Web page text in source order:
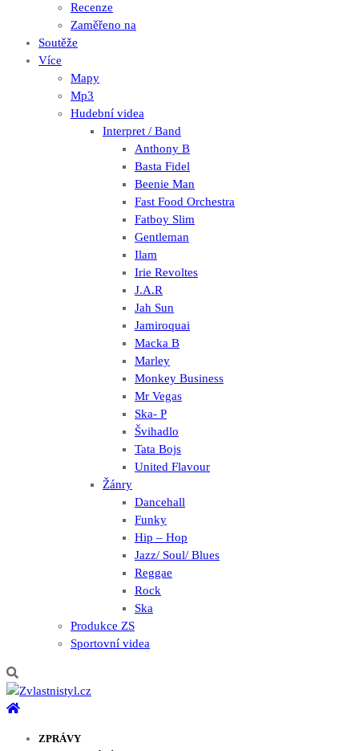
Recenze
Zaměřeno na
Soutěže
Více
Mapy
Mp3
Hudební videa
Interpret / Band
Anthony B
Basta Fidel
Beenie Man
Fast Food Orchestra
Fatboy Slim
Gentleman
Ilam
Irie Revoltes
J.A.R
Jah Sun
Jamiroquai
Macka B
Marley
Monkey Business
Mr Vegas
Ska- P
Švihadlo
Tata Bojs
United Flavour
Žánry
Dancehall
Funky
Hip – Hop
Jazz/ Soul/ Blues
Reggae
Rock
Ska
Produkce ZS
Sportovní videa
ZPRÁVY